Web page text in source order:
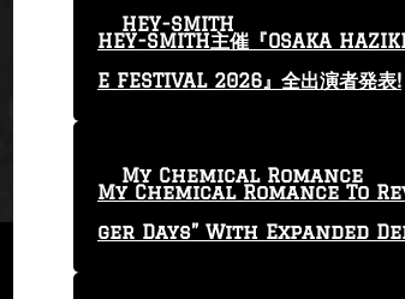
HEY-SMITH主催『OSAKA
E FESTIVAL 2026』全出演者発表!
HEY-SMITH
My Chemical Romance To
ger Days” With Expanded
My Chemical Romance